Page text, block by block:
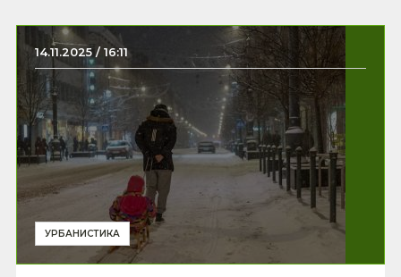
14.11.2025 / 16:11
УРБАНИСТИКА